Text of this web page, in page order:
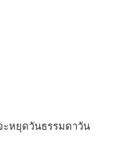
หยุดวันธรรมดาวัน